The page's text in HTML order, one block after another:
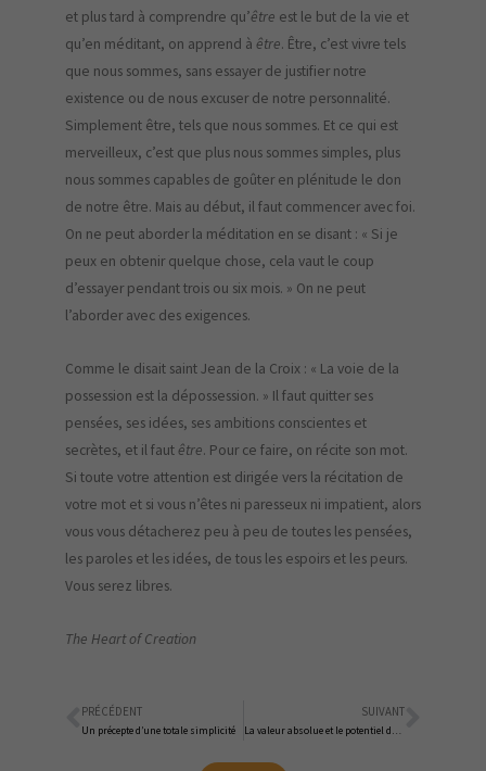
et plus tard à comprendre qu’être est le but de la vie et
qu’en méditant, on apprend à être. Être, c’est vivre tels
que nous sommes, sans essayer de justifier notre
existence ou de nous excuser de notre personnalité.
Simplement être, tels que nous sommes. Et ce qui est
merveilleux, c’est que plus nous sommes simples, plus
nous sommes capables de goûter en plénitude le don
de notre être. Mais au début, il faut commencer avec foi.
On ne peut aborder la méditation en se disant : « Si je
peux en obtenir quelque chose, cela vaut le coup
d’essayer pendant trois ou six mois. » On ne peut
l’aborder avec des exigences.
Comme le disait saint Jean de la Croix : « La voie de la
possession est la dépossession. » Il faut quitter ses
pensées, ses idées, ses ambitions conscientes et
secrètes, et il fautêtre. Pour ce faire, on récite son mot.
Si toute votre attention est dirigée vers la récitation de
votre mot et si vous n’êtes ni paresseux ni impatient, alors
vous vous détacherez peu à peu de toutes les pensées,
les paroles et les idées, de tous les espoirs et les peurs.
Vous serez libres.
The Heart of Creation
Précédent
PRÉCÉDENT
Un précepte d’une totale simplicité
SUIVANT
La valeur absolue et le potentiel de l’ordinaire